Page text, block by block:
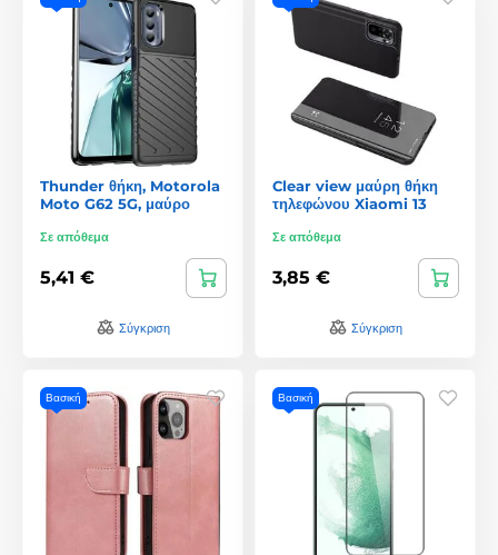
Thunder θήκη, Motorola
Moto G62 5G, μαύρο
Σε απόθεμα
5,41 €
Σύγκριση
Clear view μαύρη θήκη
τηλεφώνου Xiaomi 13
Σε απόθεμα
3,85 €
Σύγκριση
Βασική Βασική